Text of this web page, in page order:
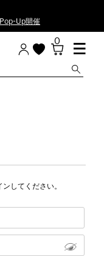
Up開催
0
してください。